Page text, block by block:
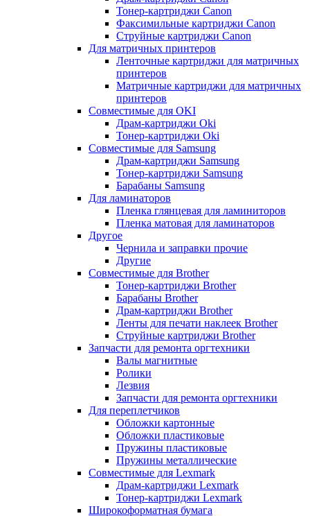
Тонер-картриджи Canon
Факсимильные картриджи Canon
Струйные картриджи Canon
Для матричных принтеров
Ленточные картриджи для матричных
принтеров
Матричные картриджи для матричных
принтеров
Совместимые для OKI
Драм-картриджи Oki
Тонер-картриджи Oki
Совместимые для Samsung
Драм-картриджи Samsung
Тонер-картриджи Samsung
Барабаны Samsung
Для ламинаторов
Пленка глянцевая для ламиниторов
Пленка матовая для ламинаторов
Другое
Чернила и заправки прочие
Другие
Совместимые для Brother
Тонер-картриджи Brother
Барабаны Brother
Драм-картриджи Brother
Ленты для печати наклеек Brother
Струйные картриджи Brother
Запчасти для ремонта оргтехники
Валы магнитные
Ролики
Лезвия
Запчасти для ремонта оргтехники
Для переплетчиков
Обложки картонные
Обложки пластиковые
Пружины пластиковые
Пружины металлические
Совместимые для Lexmark
Драм-картриджи Lexmark
Тонер-картриджи Lexmark
Широкоформатная бумага